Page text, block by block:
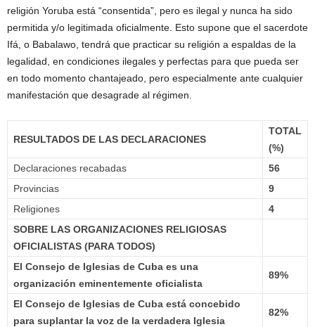
religión Yoruba está “consentida”, pero es ilegal y nunca ha sido
permitida y/o legitimada oficialmente. Esto supone que el sacerdote
Ifá, o Babalawo, tendrá que practicar su religión a espaldas de la
legalidad, en condiciones ilegales y perfectas para que pueda ser
en todo momento chantajeado, pero especialmente ante cualquier
manifestación que desagrade al régimen.
RESULTADOS DE LAS DECLARACIONES
TOTAL
(%)
Declaraciones recabadas
56
Provincias
9
Religiones
4
SOBRE LAS ORGANIZACIONES RELIGIOSAS
OFICIALISTAS (PARA TODOS)
El Consejo de Iglesias de Cuba es una
organización eminentemente oficialista
89%
El Consejo de Iglesias de Cuba está concebido
para suplantar la voz de la verdadera Iglesia
82%